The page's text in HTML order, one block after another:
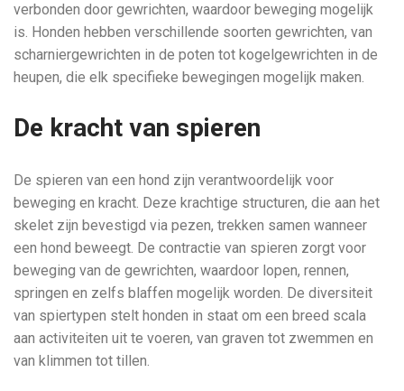
verbonden door gewrichten, waardoor beweging mogelijk
is. Honden hebben verschillende soorten gewrichten, van
scharniergewrichten in de poten tot kogelgewrichten in de
heupen, die elk specifieke bewegingen mogelijk maken.
De kracht van spieren
De spieren van een hond zijn verantwoordelijk voor
beweging en kracht. Deze krachtige structuren, die aan het
skelet zijn bevestigd via pezen, trekken samen wanneer
een hond beweegt. De contractie van spieren zorgt voor
beweging van de gewrichten, waardoor lopen, rennen,
springen en zelfs blaffen mogelijk worden. De diversiteit
van spiertypen stelt honden in staat om een breed scala
aan activiteiten uit te voeren, van graven tot zwemmen en
van klimmen tot tillen.